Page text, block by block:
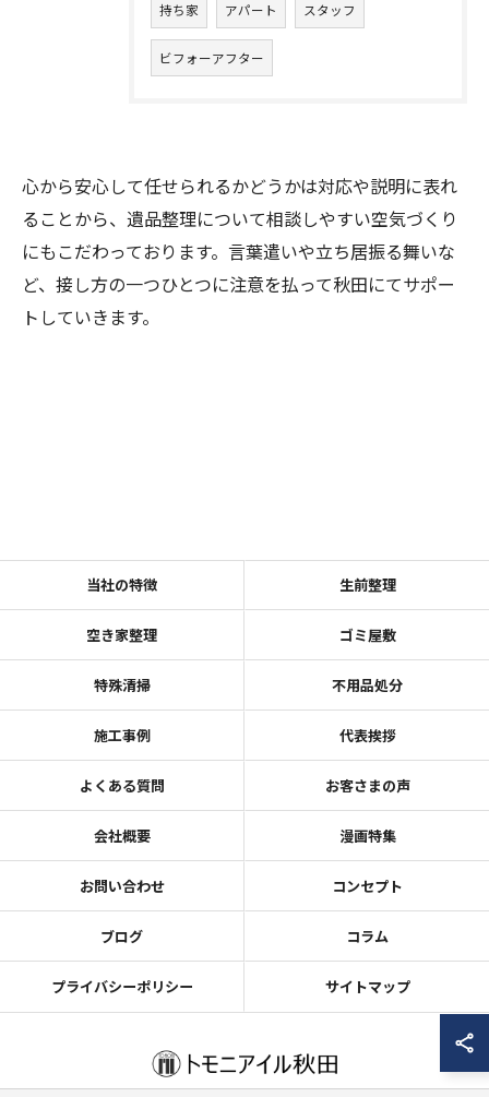
持ち家 アパート スタッフ
ビフォーアフター
心から安心して任せられるかどうかは対応や説明に表れ
ることから、遺品整理について相談しやすい空気づくり
にもこだわっております。言葉遣いや立ち居振る舞いな
ど、接し方の一つひとつに注意を払って秋田にてサポー
トしていきます。
当社の特徴 生前整理
空き家整理 ゴミ屋敷
特殊清掃 不用品処分
施工事例 代表挨拶
よくある質問 お客さまの声
会社概要 漫画特集
お問い合わせ コンセプト
ブログ コラム
プライバシーポリシー サイトマップ